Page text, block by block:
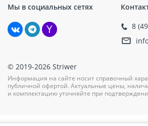
Мы в социальных сетях
8
© 2019-2026 Striwer
Информация на сайте носит справочный
публичной офертой. Актуальные цены,
и комплектацию уточняйте при